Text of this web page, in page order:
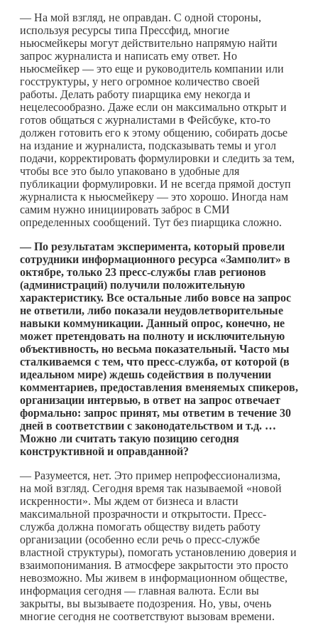
— На мой взгляд, не оправдан. С одной стороны,
используя ресурсы типа Прессфид, многие
ньюсмейкеры могут действительно напрямую найти
запрос журналиста и написать ему ответ. Но
ньюсмейкер — это еще и руководитель компании или
госструктуры, у него огромное количество своей
работы. Делать работу пиарщика ему некогда и
нецелесообразно. Даже если он максимально открыт и
готов общаться с журналистами в Фейсбуке, кто-то
должен готовить его к этому общению, собирать досье
на издание и журналиста, подсказывать темы и угол
подачи, корректировать формулировки и следить за тем,
чтобы все это было упаковано в удобные для
публикации формулировки. И не всегда прямой доступ
журналиста к ньюсмейкеру — это хорошо. Иногда нам
самим нужно инициировать заброс в СМИ
определенных сообщений. Тут без пиарщика сложно.
— По результатам эксперимента, который провели
сотрудники информационного ресурса «Замполит» в
октябре, только 23 пресс-службы глав регионов
(администраций) получили положительную
характеристику. Все остальные либо вовсе на запрос
не ответили, либо показали неудовлетворительные
навыки коммуникации. Данный опрос, конечно, не
может претендовать на полноту и исключительную
объективность, но весьма показательный. Часто мы
сталкиваемся с тем, что пресс-служба, от которой (в
идеальном мире) ждешь содействия в получении
комментариев, предоставления вменяемых спикеров,
организации интервью, в ответ на запрос отвечает
формально: запрос принят, мы ответим в течение 30
дней в соответствии с законодательством и т.д. …
Можно ли считать такую позицию сегодня
конструктивной и оправданной?
— Разумеется, нет. Это пример непрофессионализма,
на мой взгляд. Сегодня время так называемой «новой
искренности». Мы ждем от бизнеса и власти
максимальной прозрачности и открытости. Пресс-
служба должна помогать обществу видеть работу
организации (особенно если речь о пресс-службе
властной структуры), помогать установлению доверия и
взаимопонимания. В атмосфере закрытости это просто
невозможно. Мы живем в информационном обществе,
информация сегодня — главная валюта. Если вы
закрыты, вы вызываете подозрения. Но, увы, очень
многие сегодня не соответствуют вызовам времени.